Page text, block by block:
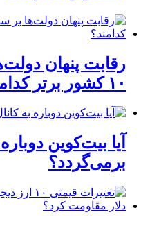
رقابت پنهان
۱۰ کشور برتر کدامند؟
برمی‌گردد؟